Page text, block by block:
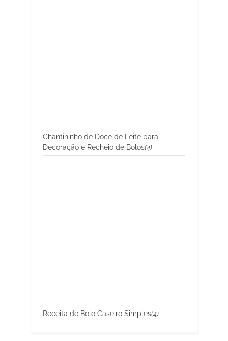
Chantininho de Doce de Leite para
Decoração e Recheio de Bolos(4)
Receita de Bolo Caseiro Simples(4)